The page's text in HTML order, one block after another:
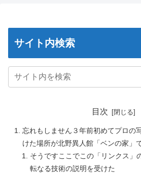
サイト内検索
目次
忘れもしません３年前初めてプロの
けた場所が北野異人館「ベンの家」
そうですここでこの「リンクス」
転なる技術の説明を受けた